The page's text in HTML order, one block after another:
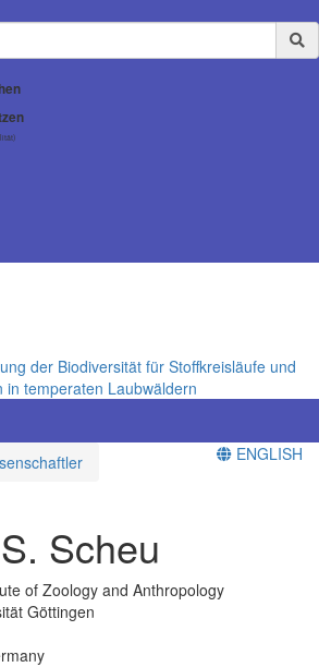
der Biodiversität für Stoff­kreisläufe und
in temperaten Laubwäldern
ENGLISH
Scheu
of Zoology and Anthropology
Göttingen